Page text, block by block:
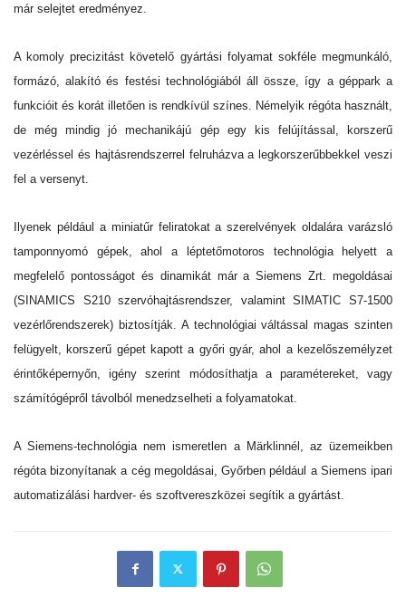
már selejtet eredményez.
A komoly precizitást követelő gyártási folyamat sokféle megmunkáló,
formázó, alakító és festési technológiából áll össze, így a géppark a
funkcióit és korát illetően is rendkívül színes. Némelyik régóta használt,
de még mindig jó mechanikájú gép egy kis felújítással, korszerű
vezérléssel és hajtásrendszerrel felruházva a legkorszerűbbekkel veszi
fel a versenyt.
Ilyenek például a miniatűr feliratokat a szerelvények oldalára varázsló
tamponnyomó gépek, ahol a léptetőmotoros technológia helyett a
megfelelő pontosságot és dinamikát már a Siemens Zrt. megoldásai
(SINAMICS S210 szervóhajtásrendszer, valamint SIMATIC S7-1500
vezérlőrendszerek) biztosítják. A technológiai váltással magas szinten
felügyelt, korszerű gépet kapott a győri gyár, ahol a kezelőszemélyzet
érintőképernyőn, igény szerint módosíthatja a paramétereket, vagy
számítógépről távolból menedzselheti a folyamatokat.
A Siemens-technológia nem ismeretlen a Märklinnél, az üzemeikben
régóta bizonyítanak a cég megoldásai, Győrben például a Siemens ipari
automatizálási hardver- és szoftvereszközei segítik a gyártást.